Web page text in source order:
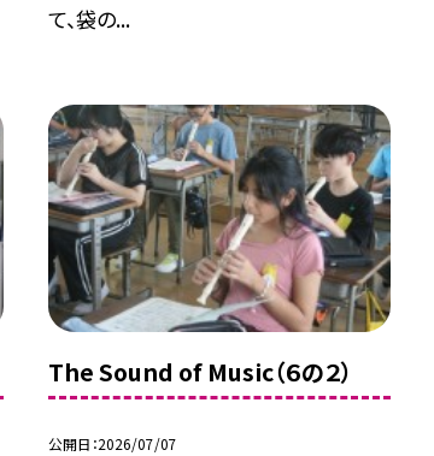
て、袋の...
The Sound of Music（６の２）
公開日 2026/07/07